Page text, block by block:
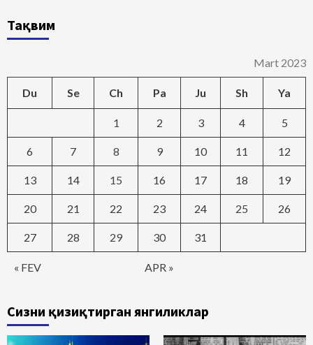
Тақвим
Mart 2023
Du Se Ch Pa Ju Sh Ya
« FEV APR »
1 2 3 4 5
6 7 8 9 10 11 12
13 14 15 16 17 18 19
20 21 22 23 24 25 26
27 28 29 30 31
Сизни қизиқтирган янгиликлар